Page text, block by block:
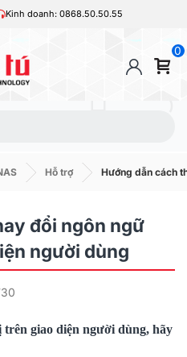
Kinh doanh: 0868.50.50.55
0
Hỗ trợ Hướng dẫn cách
đổi ngôn ngữ
người dùng
giao diện người dùng, hãy